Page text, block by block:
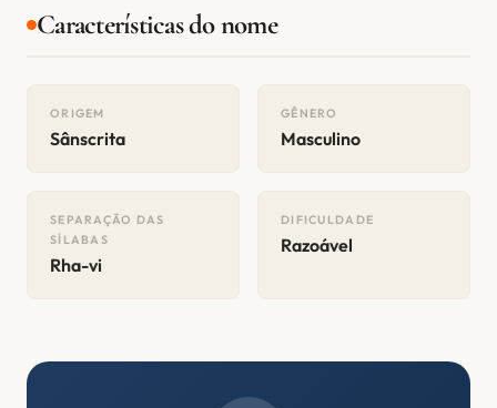
Características do nome
ORIGEM
Sânscrita
GÊNERO
Masculino
SEPARAÇÃO DAS
SÍLABAS
Rha-vi
DIFICULDADE
Razoável